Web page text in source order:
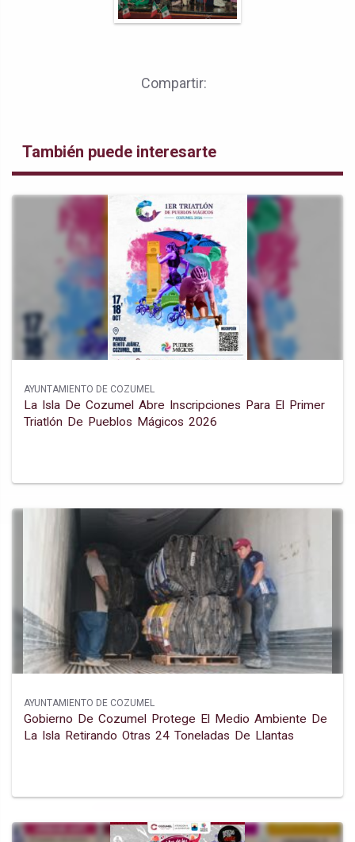
Compartir:
También puede interesarte
AYUNTAMIENTO DE COZUMEL
La Isla De Cozumel Abre Inscripciones Para El Primer
Triatlón De Pueblos Mágicos 2026
AYUNTAMIENTO DE COZUMEL
Gobierno De Cozumel Protege El Medio Ambiente De
La Isla Retirando Otras 24 Toneladas De Llantas